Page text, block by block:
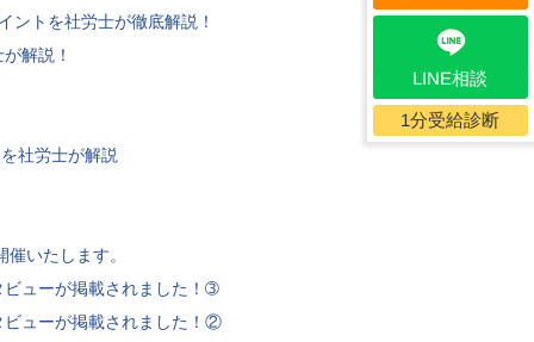
ントを社労士が徹底解説！
解説！
社労士が解説
いたします。
ビューが掲載されました！➂
ビューが掲載されました！②
LINE相談
1分受給診断